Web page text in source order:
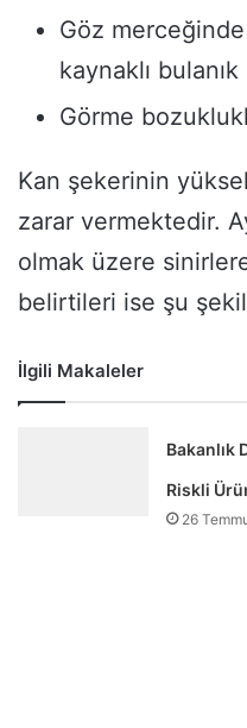
Göz
kaynaklı
Görme
Kan şekerinin
zarar vermektedir.
olmak üzere
belirtileri ise şu
İlgili Makaleler
Bakanlık
Riskli
26